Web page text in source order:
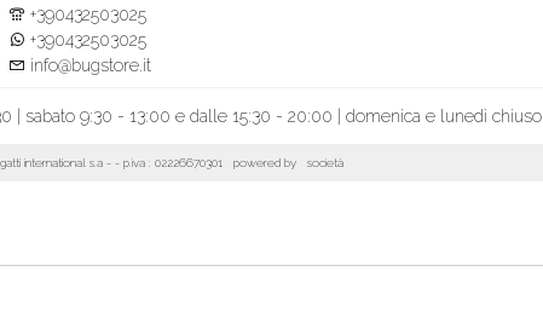
+390432503025
+390432503025
info@bugstore.it
| sabato 9:30 - 13:00 e dalle 15:30 - 20:00 | domenica e lunedì chiuso
international s.a - - p.iva : 02226670301 powered by società